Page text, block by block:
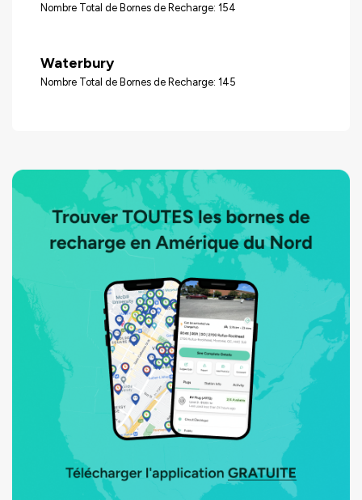
Nombre Total de Bornes de Recharge: 154
Waterbury
Nombre Total de Bornes de Recharge: 145